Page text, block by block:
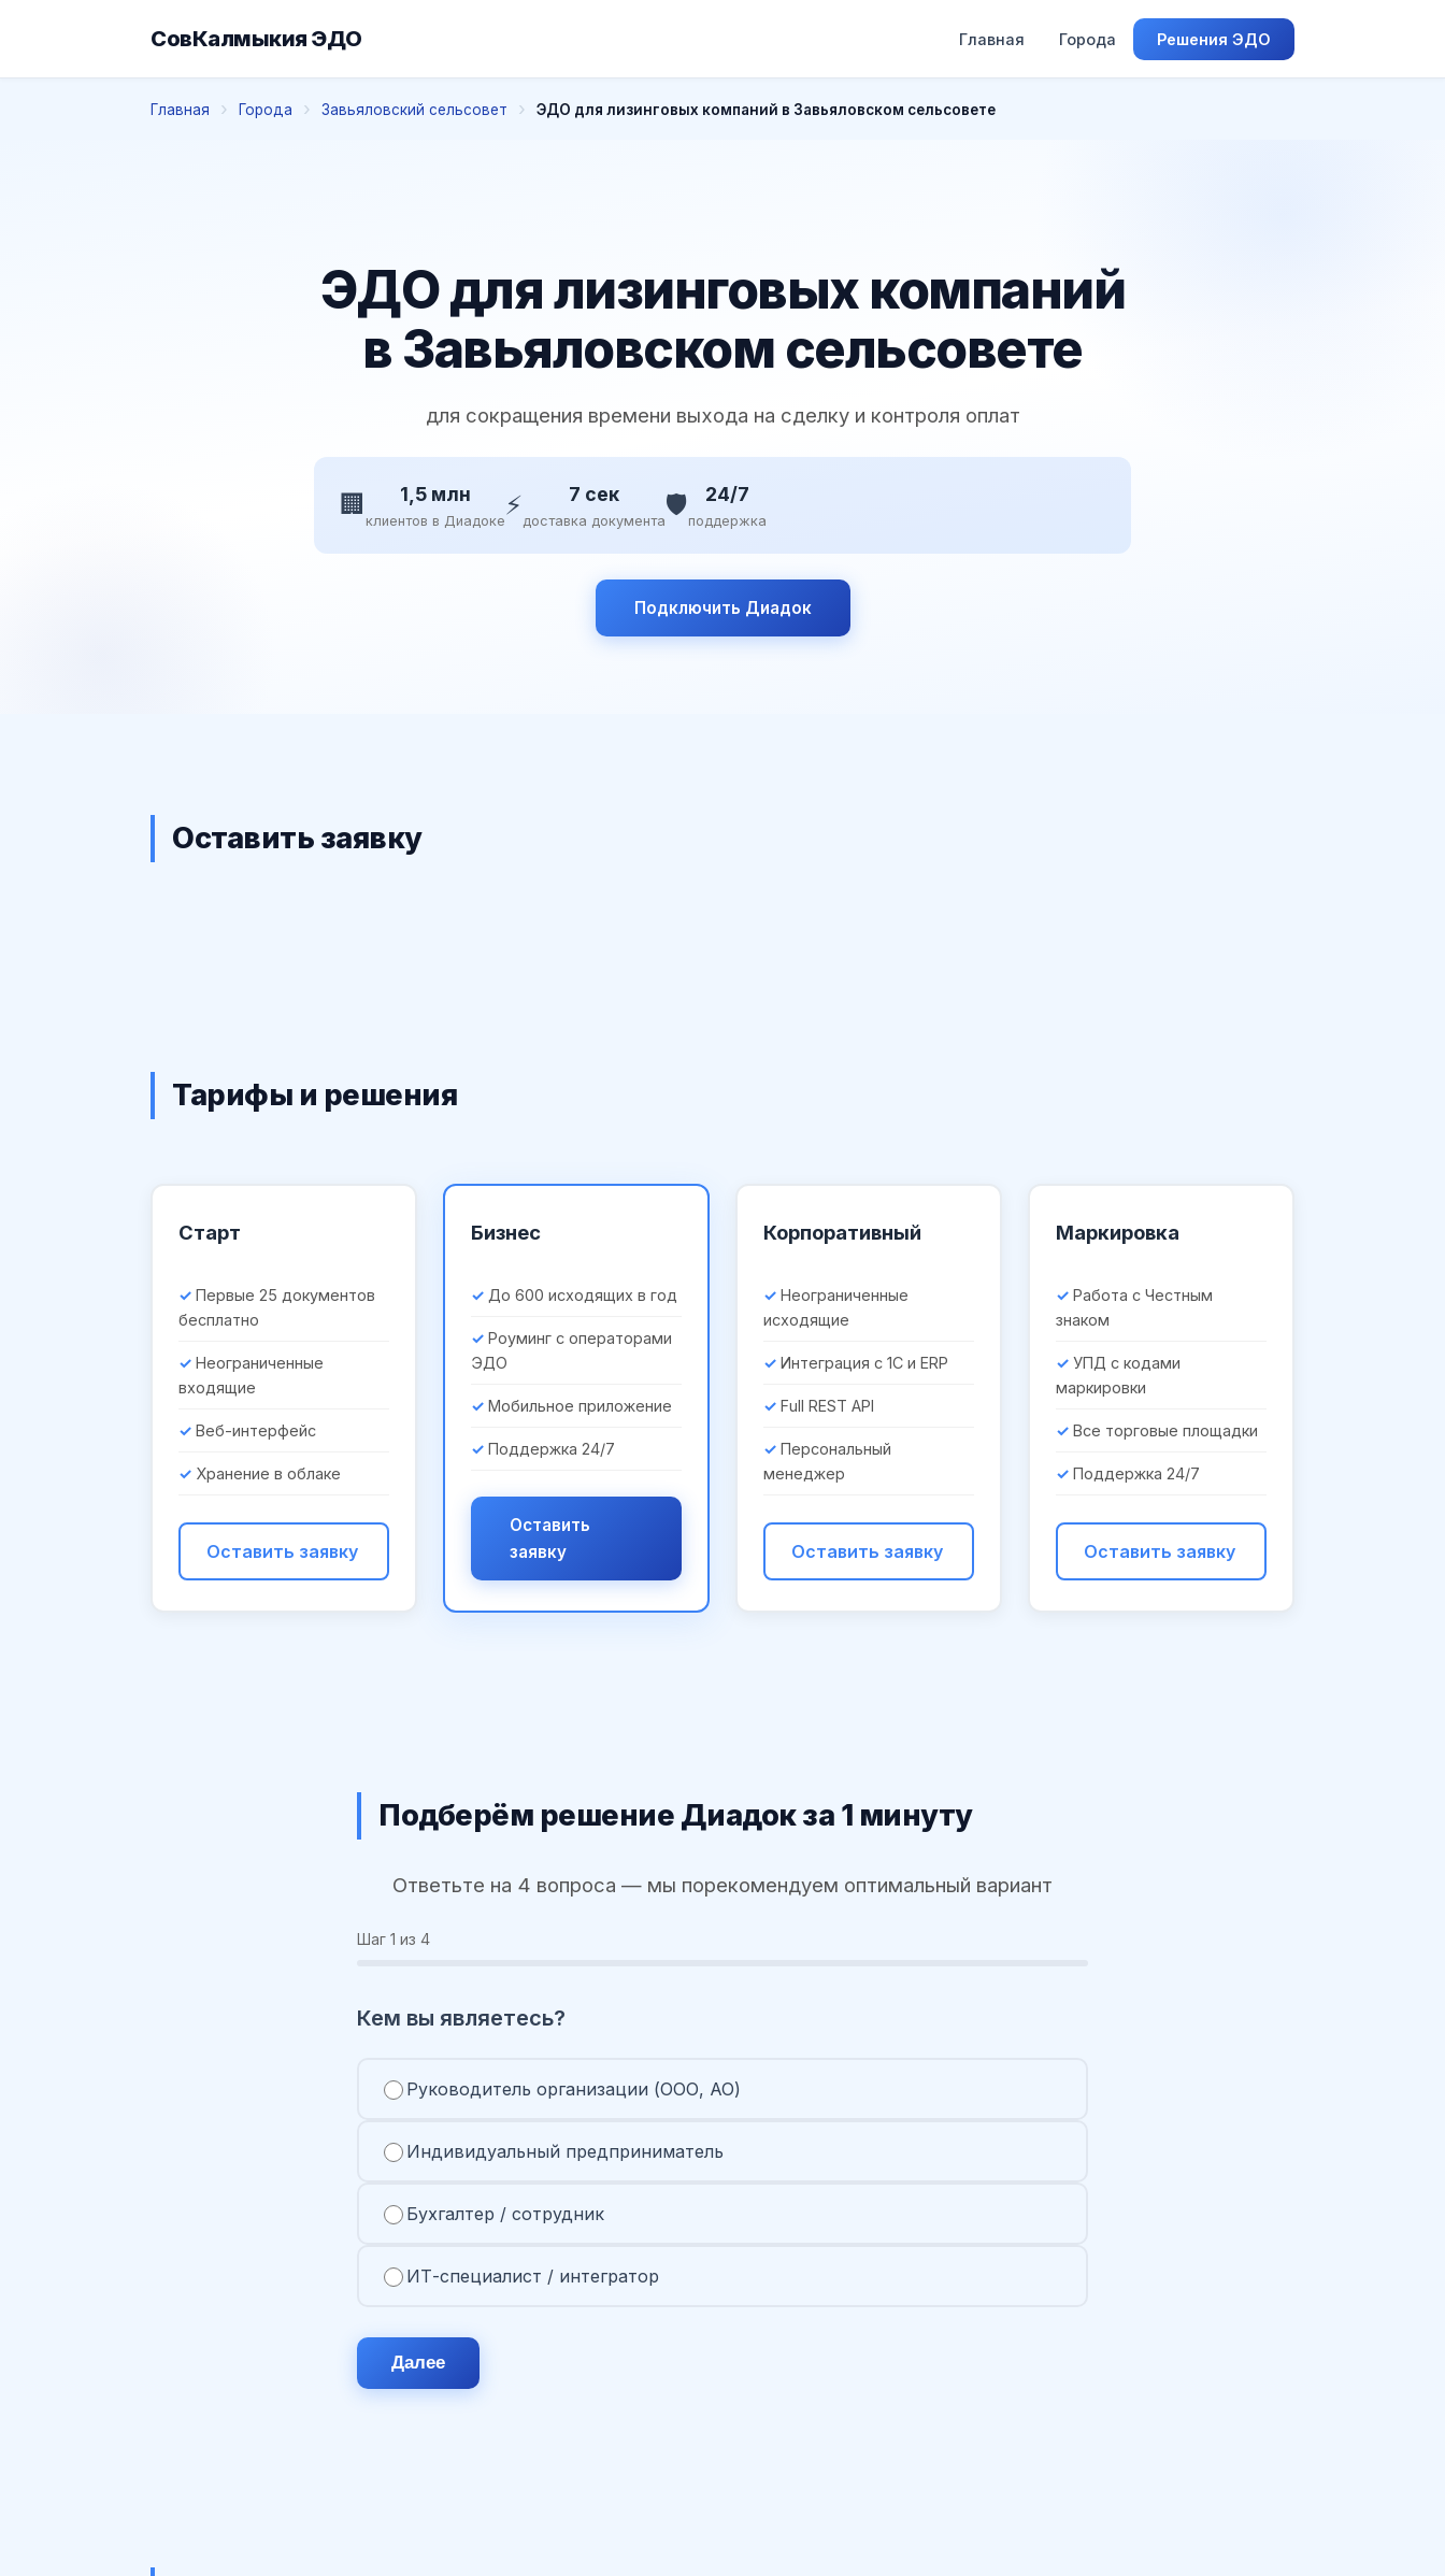
СовКалмыкия ЭДО Главная Города Решения ЭДО
Главная Города Завьяловский сельсовет ЭДО для лизинговых компаний в Завьяловском сельсовете
ЭДО для лизинговых компаний
в Завьяловском сельсовете
для сокращения времени выхода на сделку и контроля оплат
🏢 1,5 млн
клиентов в Диадоке⚡ 7 сек
доставка документа🛡️ 24/7
поддержка
Подключить Диадок
Оставить заявку
Тарифы и решения
Старт
Первые 25 документов
бесплатно
Неограниченные
входящие
Веб-интерфейс
Хранение в облаке
Оставить заявку
Бизнес
До 600 исходящих в год
Роуминг с операторами
ЭДО
Мобильное приложение
Поддержка 24/7
Оставить
заявку
Корпоративный
Неограниченные
исходящие
Интеграция с 1С и ERP
Full REST API
Персональный
менеджер
Оставить заявку
Маркировка
Работа с Честным
знаком
УПД с кодами
маркировки
Все торговые площадки
Поддержка 24/7
Оставить заявку
Подберём решение Диадок за 1 минуту
Ответьте на 4 вопроса — мы порекомендуем оптимальный вариант
Шаг 1 из 4
Кем вы являетесь?
Руководитель организации (ООО, АО)
Индивидуальный предприниматель
Бухгалтер / сотрудник
ИТ-специалист / интегратор
Далее